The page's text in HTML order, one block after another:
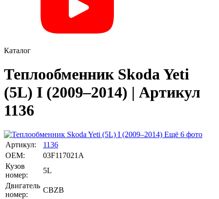
Каталог
Теплообменник Skoda Yeti
(5L) I (2009–2014) | Артикул
1136
Ещё 6 фото
Артикул:
1136
OEM:
03F117021A
Кузов
номер:
5L
Двигатель
номер:
CBZB